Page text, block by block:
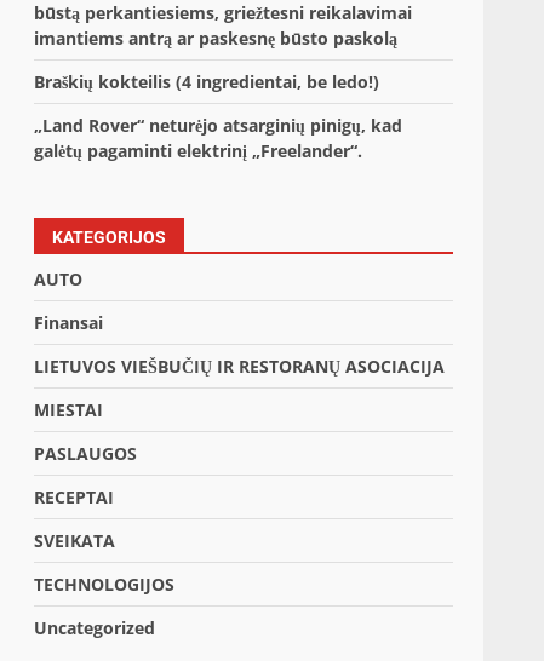
būstą perkantiesiems, griežtesni reikalavimai
imantiems antrą ar paskesnę būsto paskolą
Braškių kokteilis (4 ingredientai, be ledo!)
„Land Rover“ neturėjo atsarginių pinigų, kad
galėtų pagaminti elektrinį „Freelander“.
KATEGORIJOS
AUTO
Finansai
LIETUVOS VIEŠBUČIŲ IR RESTORANŲ ASOCIACIJA
MIESTAI
PASLAUGOS
RECEPTAI
SVEIKATA
TECHNOLOGIJOS
Uncategorized